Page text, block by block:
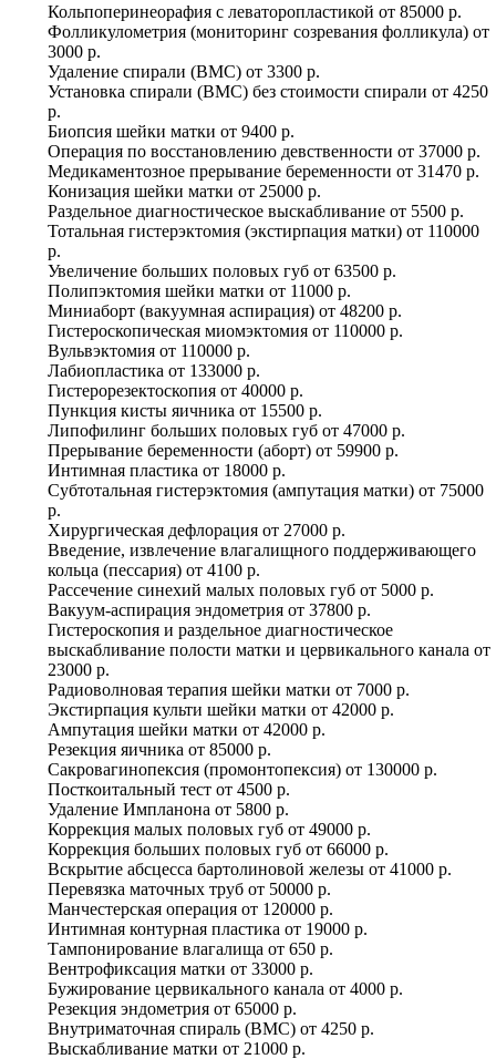
Кольпоперинеорафия с леваторопластикой от 85000 р.
Фолликулометрия (мониторинг созревания фолликула) от
3000 р.
Удаление спирали (ВМС) от 3300 р.
Установка спирали (ВМС) без стоимости спирали от 4250
р.
Биопсия шейки матки от 9400 р.
Операция по восстановлению девственности от 37000 р.
Медикаментозное прерывание беременности от 31470 р.
Конизация шейки матки от 25000 р.
Раздельное диагностическое выскабливание от 5500 р.
Тотальная гистерэктомия (экстирпация матки) от 110000
р.
Увеличение больших половых губ от 63500 р.
Полипэктомия шейки матки от 11000 р.
Миниаборт (вакуумная аспирация) от 48200 р.
Гистероскопическая миомэктомия от 110000 р.
Вульвэктомия от 110000 р.
Лабиопластика от 133000 р.
Гистерорезектоскопия от 40000 р.
Пункция кисты яичника от 15500 р.
Липофилинг больших половых губ от 47000 р.
Прерывание беременности (аборт) от 59900 р.
Интимная пластика от 18000 р.
Субтотальная гистерэктомия (ампутация матки) от 75000
р.
Хирургическая дефлорация от 27000 р.
Введение, извлечение влагалищного поддерживающего
кольца (пессария) от 4100 р.
Рассечение синехий малых половых губ от 5000 р.
Вакуум-аспирация эндометрия от 37800 р.
Гистероскопия и раздельное диагностическое
выскабливание полости матки и цервикального канала от
23000 р.
Радиоволновая терапия шейки матки от 7000 р.
Экстирпация культи шейки матки от 42000 р.
Ампутация шейки матки от 42000 р.
Резекция яичника от 85000 р.
Сакровагинопексия (промонтопексия) от 130000 р.
Посткоитальный тест от 4500 р.
Удаление Импланона от 5800 р.
Коррекция малых половых губ от 49000 р.
Коррекция больших половых губ от 66000 р.
Вскрытие абсцесса бартолиновой железы от 41000 р.
Перевязка маточных труб от 50000 р.
Манчестерская операция от 120000 р.
Интимная контурная пластика от 19000 р.
Тампонирование влагалища от 650 р.
Вентрофиксация матки от 33000 р.
Бужирование цервикального канала от 4000 р.
Резекция эндометрия от 65000 р.
Внутриматочная спираль (ВМС) от 4250 р.
Выскабливание матки от 21000 р.